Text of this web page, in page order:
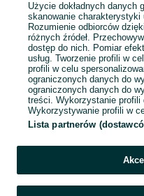
Użycie dokładnych danych
skanowanie
Rozumienie odbiorców
różnych źródeł.
dostęp do nich. Pomiar
usług. Tworzenie profili w
profili w celu
ograniczonych danych do
ograniczonych danych do
treści. Wykorzystanie profili
Wykorzystywanie profili w
Lista partnerów